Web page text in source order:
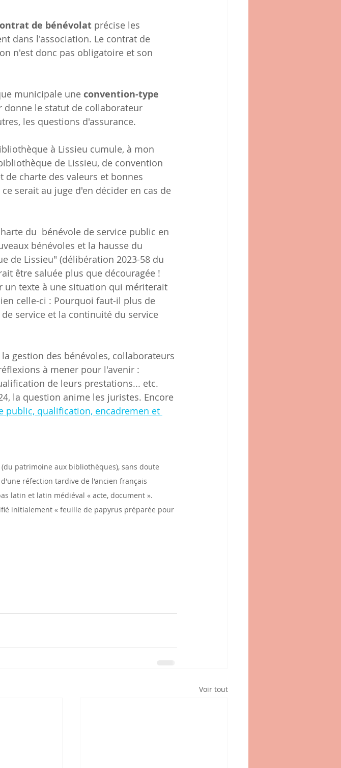
de bénévolat précise les
dans l'association. Le contrat de
n'est donc pas obligatoire et son
municipale une convention-type
le statut de collaborateur
les questions d'assurance.
à Lissieu cumule, à mon
de Lissieu, de convention
charte des valeurs et bonnes
serait au juge d'en décider en cas de
du  bénévole de service public en
bénévoles et la hausse du
de Lissieu" (délibération 2023-58 du
être saluée plus que découragée !
texte à une situation qui mériterait
celle-ci : Pourquoi faut-il plus de
service et la continuité du service
gestion des bénévoles, collaborateurs
à mener pour l'avenir :
de leurs prestations... etc.
la question anime les juristes. Encore
public, qualification, encadremen et
patrimoine aux bibliothèques), sans doute
réfection tardive de l'ancien français
latin et latin médiéval « acte, document ».
initialement « feuille de papyrus préparée pour
Voir tout